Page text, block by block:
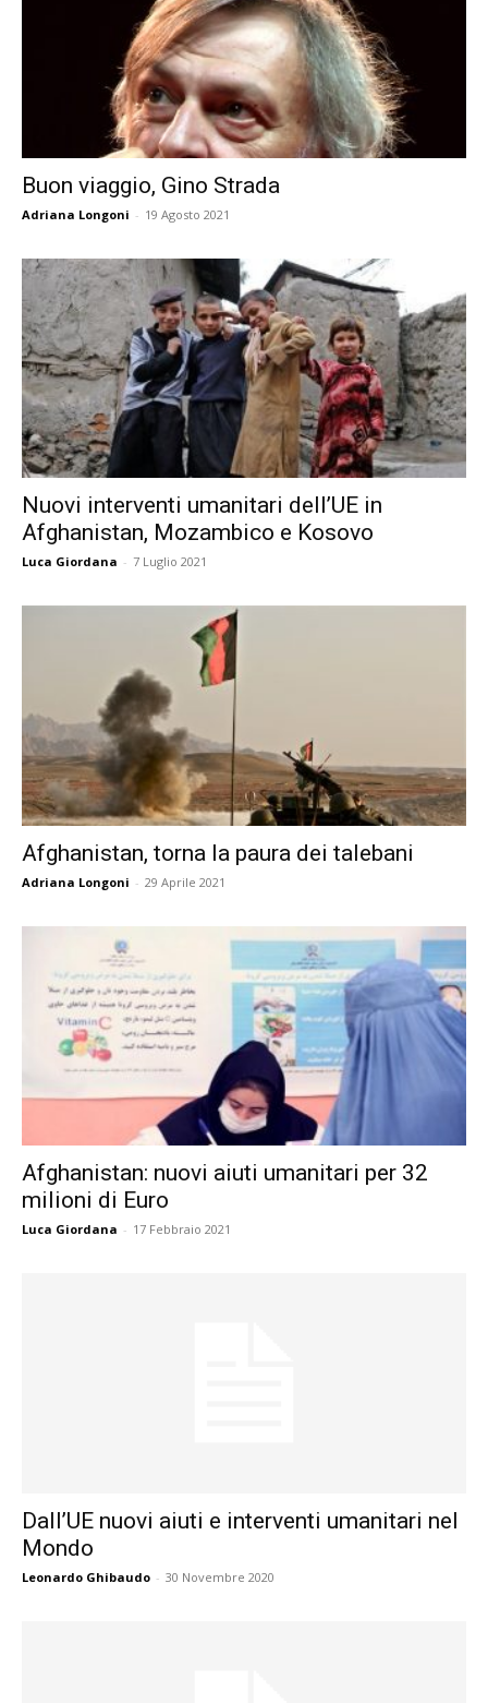
Buon viaggio, Gino Strada
Adriana Longoni - 19 Agosto 2021
Nuovi interventi umanitari dell’UE in
Afghanistan, Mozambico e Kosovo
Luca Giordana - 7 Luglio 2021
Afghanistan, torna la paura dei talebani
Adriana Longoni - 29 Aprile 2021
Afghanistan: nuovi aiuti umanitari per 32
milioni di Euro
Luca Giordana - 17 Febbraio 2021
Dall’UE nuovi aiuti e interventi umanitari nel
Mondo
Leonardo Ghibaudo - 30 Novembre 2020